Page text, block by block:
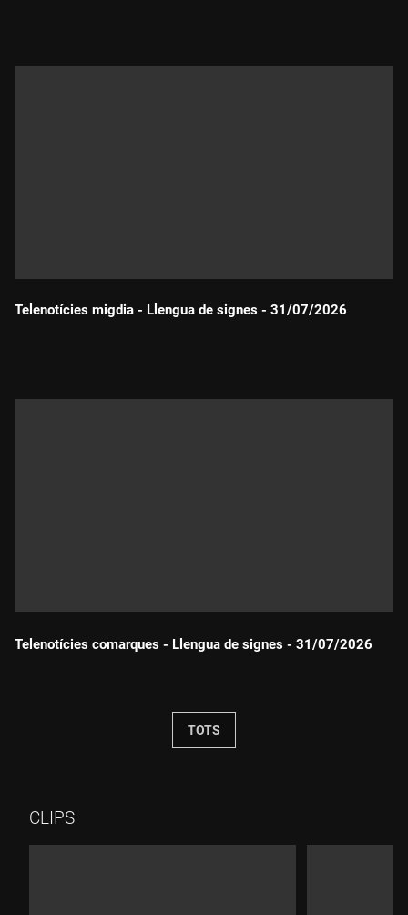
Telenotícies migdia - Llengua de signes - 31/07/2026
Telenotícies comarques - Llengua de signes - 31/07/2026
TOTS
CLIPS